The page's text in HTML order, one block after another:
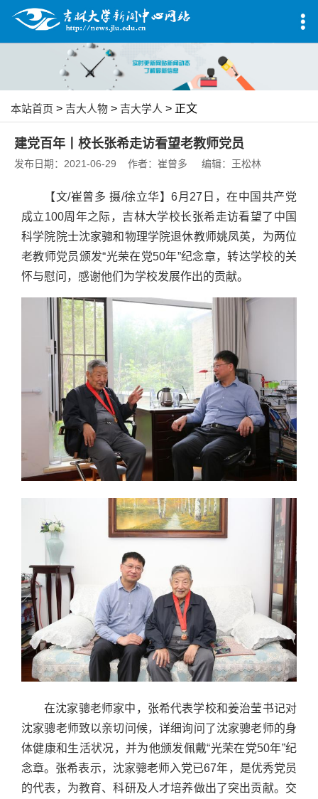
本站首页 > 吉大人物 > 吉大学人 > 正文
建党百年丨校长张希走访看望老教师党员
发布日期：2021-06-29 作者：崔曾多 编辑：王松林
【文/崔曾多 摄/徐立华】6月27日，在中国共产党
成立100周年之际，吉林大学校长张希走访看望了中国
科学院院士沈家骢和物理学院退休教师姚凤英，为两位
老教师党员颁发“光荣在党50年”纪念章，转达学校的关
怀与慰问，感谢他们为学校发展作出的贡献。
在沈家骢老师家中，张希代表学校和姜治莹书记对
沈家骢老师致以亲切问候，详细询问了沈家骢老师的身
体健康和生活状况，并为他颁发佩戴“光荣在党50年”纪
念章。张希表示，沈家骢老师入党已67年，是优秀党员
的代表，为教育、科研及人才培养做出了突出贡献。交